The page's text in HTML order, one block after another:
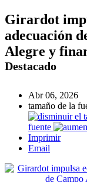
Girardot
adecuación
Alegre y
Destacado
Abr 06, 2026
tamaño de la
fuente
Imprimir
Email